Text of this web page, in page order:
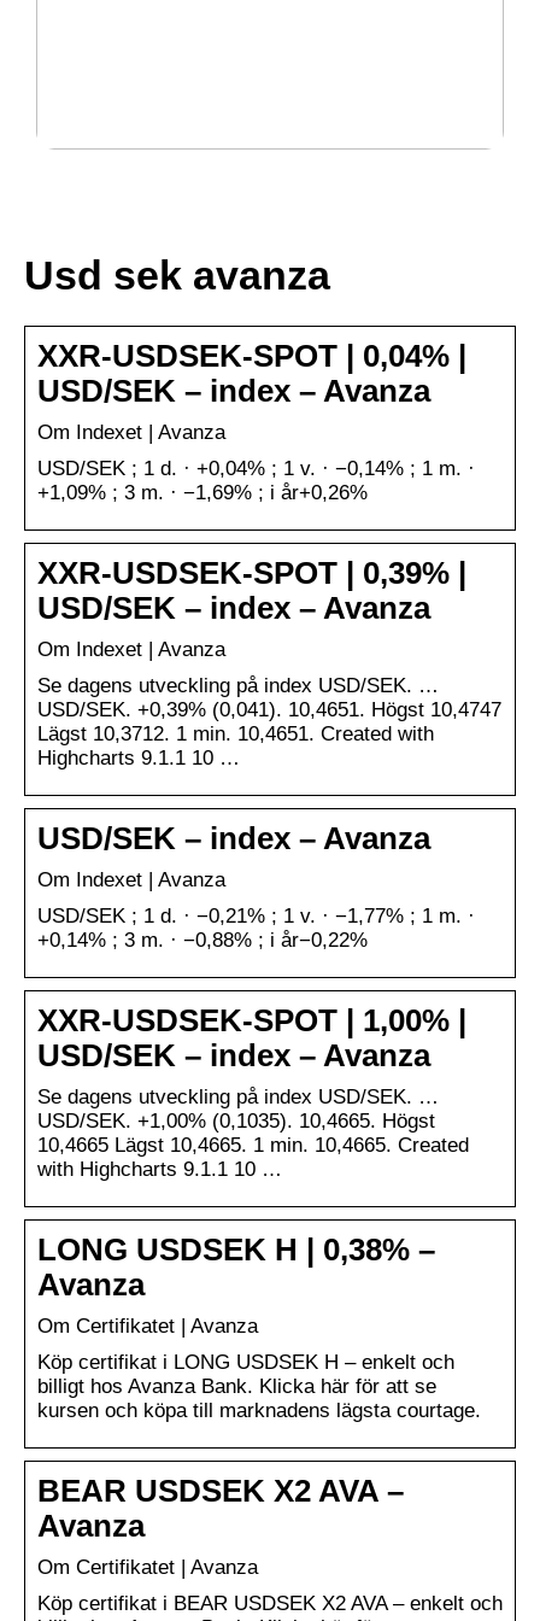
Usd sek avanza
XXR-USDSEK-SPOT | 0,04% |
USD/SEK – index – Avanza
Om Indexet | Avanza
USD/SEK ; 1 d. · +0,04% ; 1 v. · −0,14% ; 1 m. ·
+1,09% ; 3 m. · −1,69% ; i år+0,26%
XXR-USDSEK-SPOT | 0,39% |
USD/SEK – index – Avanza
Om Indexet | Avanza
Se dagens utveckling på index USD/SEK. …
USD/SEK. +0,39% (0,041). 10,4651. Högst 10,4747
Lägst 10,3712. 1 min. 10,4651. Created with
Highcharts 9.1.1 10 …
USD/SEK – index – Avanza
Om Indexet | Avanza
USD/SEK ; 1 d. · −0,21% ; 1 v. · −1,77% ; 1 m. ·
+0,14% ; 3 m. · −0,88% ; i år−0,22%
XXR-USDSEK-SPOT | 1,00% |
USD/SEK – index – Avanza
Se dagens utveckling på index USD/SEK. …
USD/SEK. +1,00% (0,1035). 10,4665. Högst
10,4665 Lägst 10,4665. 1 min. 10,4665. Created
with Highcharts 9.1.1 10 …
LONG USDSEK H | 0,38% –
Avanza
Om Certifikatet | Avanza
Köp certifikat i LONG USDSEK H – enkelt och
billigt hos Avanza Bank. Klicka här för att se
kursen och köpa till marknadens lägsta courtage.
BEAR USDSEK X2 AVA –
Avanza
Om Certifikatet | Avanza
Köp certifikat i BEAR USDSEK X2 AVA – enkelt och